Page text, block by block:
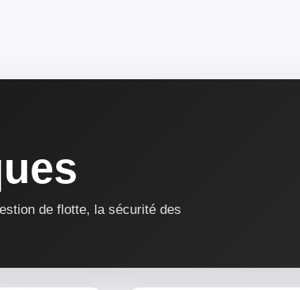
de flotte, la sécurité des